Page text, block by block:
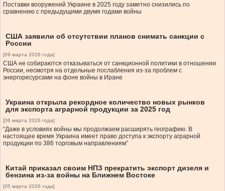
Поставки вооружений Украине в 2025 году заметно снизились по
сравнению с предыдущими двумя годами войны
США заявили об отсутствии планов снимать санкции с
России
[09 марта 2026 года]
США не собираются отказываться от санкционной политики в отношении
России, несмотря на отдельные послабления из-за проблем с
энергоресурсами на фоне войны в Иране
Украина открыла рекордное количество новых рынков
для экспорта аграрной продукции за 2025 год
[06 марта 2026 года]
“Даже в условиях войны мы продолжаем расширять географию. В
настоящее время Украина имеет право доступа к экспорту аграрной
продукции по 386 торговым направлениям”
Китай приказал своим НПЗ прекратить экспорт дизеля и
бензина из-за войны на Ближнем Востоке
[05 марта 2026 года]